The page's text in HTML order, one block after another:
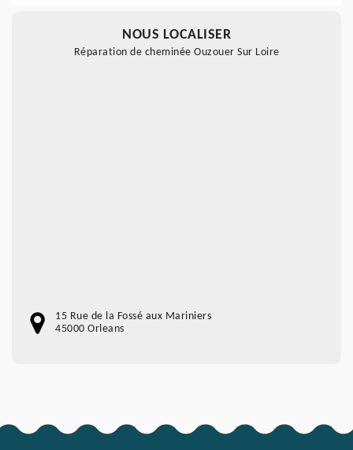
NOUS LOCALISER
Réparation de cheminée Ouzouer Sur Loire
15 Rue de la Fossé aux Mariniers
45000 Orleans